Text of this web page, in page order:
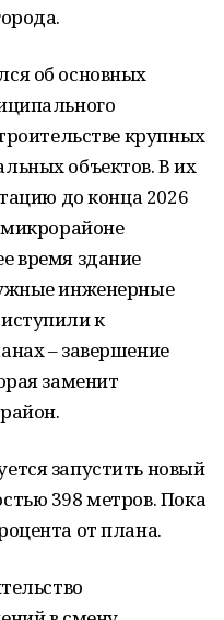
об основных
крупных
объектов. В их
до конца 2026
время здание
инженерные
к
– завершение
заменит
запустить новый
398 метров. Пока
от плана.